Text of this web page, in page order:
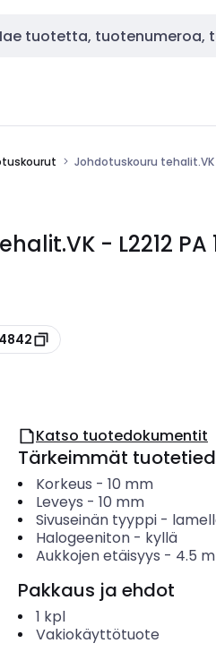
Johdotuskouru tehalit.VK -
- L2212 PA
Katso tuotedokumentit
Tärkeimmät
Korkeus - 10 mm
Leveys - 10 mm
Sivuseinän tyyppi-
Halogeeniton- kyllä
Aukkojen etäisyys - 4.5
Pakkaus ja ehdot
1 kpl
Vakiokäyttötuote